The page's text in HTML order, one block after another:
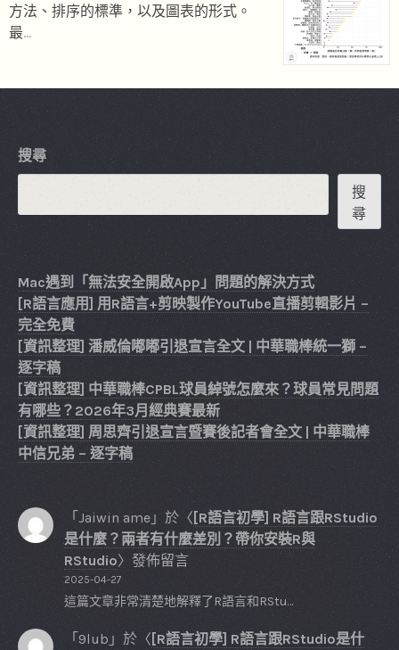
方法、排序的標準，以及圖表的形式。
最…
搜尋
搜
尋
Mac遇到「無法安全開啟App」問題的解決方式
[R語言應用] 用R語言+剪映製作YouTube直播剪輯影片 –
完全免費
[資訊整理] 潘威倫嘟嘟引退宣言全文 | 中華職棒統一獅 –
逐字稿
[資訊整理] 中華職棒CPBL球員綽號怎麼來？球員常見問題
有哪些？2026年3月經典賽最新
[資訊整理] 周思齊引退宣言暨賽後記者會全文 | 中華職棒
中信兄弟 – 逐字稿
「 Jaiwin ame 」於〈 [R語言初學] R語言跟RStudio
是什麼？兩者有什麼差別？帶你安裝R與
RStudio〉發佈留言
2025-04-27
這篇文章非常清楚地解釋了R語言和RStu…
「 9lub 」於〈 [R語言初學] R語言跟RStudio是什